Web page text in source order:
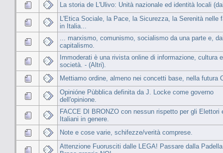
La storia de L'Ulivo: Unità nazionale ed identità locali
L'Etica Sociale, la Pace, la Sicurezza, la Serenità nelle
in Italia...
... marxismo, comunismo, socialismo da una parte e,
capitalismo.
Immoderati è una rivista online di informazione, cultura e
società. - (Altri).
Mettiamo ordine, almeno nei concetti base, nella futura
Opinióne Pùbblica definita da J. Locke come governo
dell'opinione.
FACCE DI BRONZO con nessun rispetto per gli Elettori
Italiani in genere.
Note e cose varie, schifezze/verità comprese.
Attenzione Fuorusciti dalle LEGA! Passare dalla